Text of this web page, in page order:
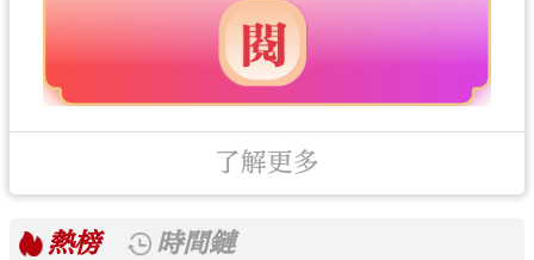
了解更多
熱榜
時間鏈